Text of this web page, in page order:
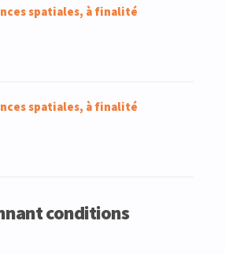
spatiales, à finalité
spatiales, à finalité
conditions